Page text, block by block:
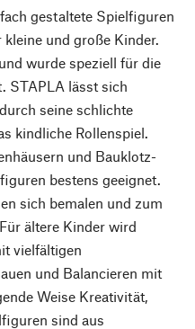
gestaltete Spielfiguren
und große Kinder.
wurde speziell für die
STAPLA lässt sich
seine schlichte
kindliche Rollenspiel.
und Bauklotz-
bestens geeignet.
sich bemalen und zum
ältere Kinder wird
vielfältigen
und Balancieren mit
Weise Kreativität,
sind aus